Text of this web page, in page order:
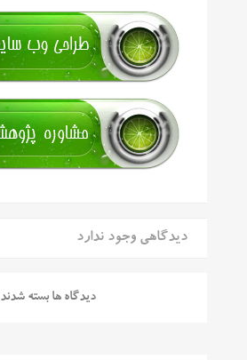
دیدگاهی وجود ندارد
دیدگاه ها بسته شدند